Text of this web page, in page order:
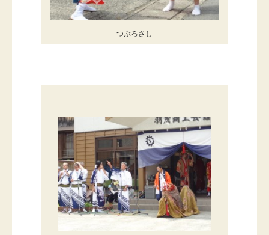
つぶろさし